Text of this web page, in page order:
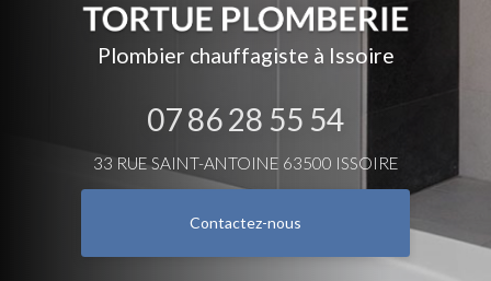
Plombier chauffagiste à Issoire
07 86 28 55 54
33 RUE SAINT-ANTOINE 63500 ISSOIRE
Contactez-nous